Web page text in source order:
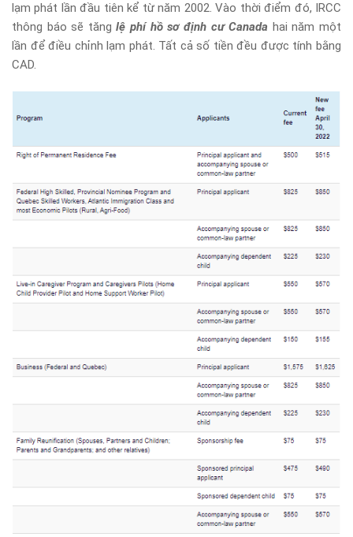
lạm phát lần đầu tiên kể từ năm 2002. Vào thời điểm đó, IRCC
thông báo sẽ tănglệ phí hồ sơ định cư Canada hai năm một
lần để điều chỉnh lạm phát. Tất cả số tiền đều được tính bằng
CAD.